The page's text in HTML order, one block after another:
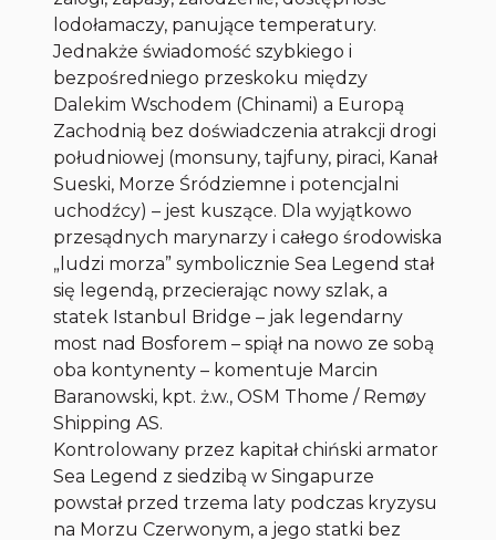
lodołamaczy, panujące temperatury.
Jednakże świadomość szybkiego i
bezpośredniego przeskoku między
Dalekim Wschodem (Chinami) a Europą
Zachodnią bez doświadczenia atrakcji drogi
południowej (monsuny, tajfuny, piraci, Kanał
Sueski, Morze Śródziemne i potencjalni
uchodźcy) – jest kuszące. Dla wyjątkowo
przesądnych marynarzy i całego środowiska
„ludzi morza” symbolicznie Sea Legend stał
się legendą, przecierając nowy szlak, a
statek Istanbul Bridge – jak legendarny
most nad Bosforem – spiął na nowo ze sobą
oba kontynenty – komentuje Marcin
Baranowski, kpt. ż.w., OSM Thome / Remøy
Shipping AS.
Kontrolowany przez kapitał chiński armator
Sea Legend z siedzibą w Singapurze
powstał przed trzema laty podczas kryzysu
na Morzu Czerwonym, a jego statki bez